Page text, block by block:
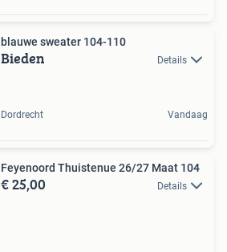
blauwe sweater 104-110
Bieden Details
Dordrecht Vandaag
Feyenoord Thuistenue 26/27 Maat 104
€ 25,00 Details